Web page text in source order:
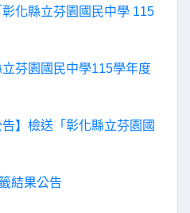
彰化縣立芬園國民中學 115
立芬園國民中學115學年度
告】檢送「彰化縣立芬園國
結果公告